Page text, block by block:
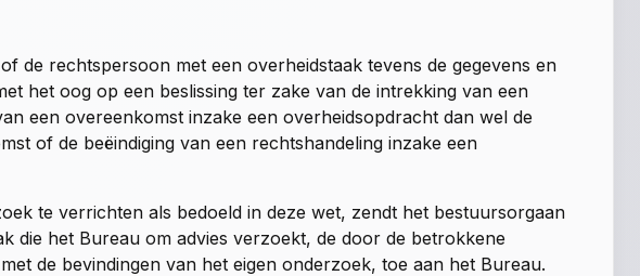
de rechtspersoon met een overheidstaak tevens de gegevens en
het oog op een beslissing ter zake van de intrekking van een
een overeenkomst inzake een overheidsopdracht dan wel de
of de beëindiging van een rechtshandeling inzake een
te verrichten als bedoeld in deze wet, zendt het bestuursorgaan
die het Bureau om advies verzoekt, de door de betrokkene
de bevindingen van het eigen onderzoek, toe aan het Bureau.